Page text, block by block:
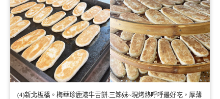
(4)新北板橋。梅華珍鹿港牛舌餅.三姊妹~現烤熱呼呼最好吃，厚薄